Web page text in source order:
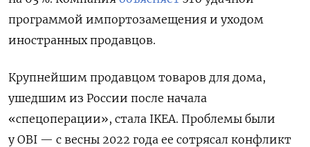
программой импортозамещения и уходом
иностранных продавцов.
Крупнейшим продавцом товаров для дома,
ушедшим из России после начала
«спецоперации», стала IKEA. Проблемы были
у OBI — с весны 2022 года ее сотрясал конфликт